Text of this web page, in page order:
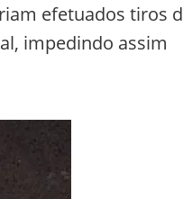
efetuados tiros
impedindo assim